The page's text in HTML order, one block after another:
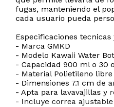
fugas, manteniendo el
cada usuario pueda
Especificaciones tecnicas
- Marca GMKD
- Modelo Kawaii Water
- Capacidad 900 ml o 30
- Material Polietileno libre
- Dimensiones 7.1 cm de
- Apta para lavavajillas y
- Incluye correa